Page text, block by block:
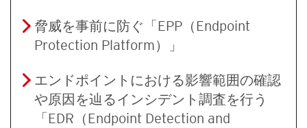
脅威を事前に防ぐ「EPP（Endpoint
Protection Platform）」
エンドポイントにおける影響範囲の確認
や原因を辿るインシデント調査を行う
「EDR（Endpoint Detection and